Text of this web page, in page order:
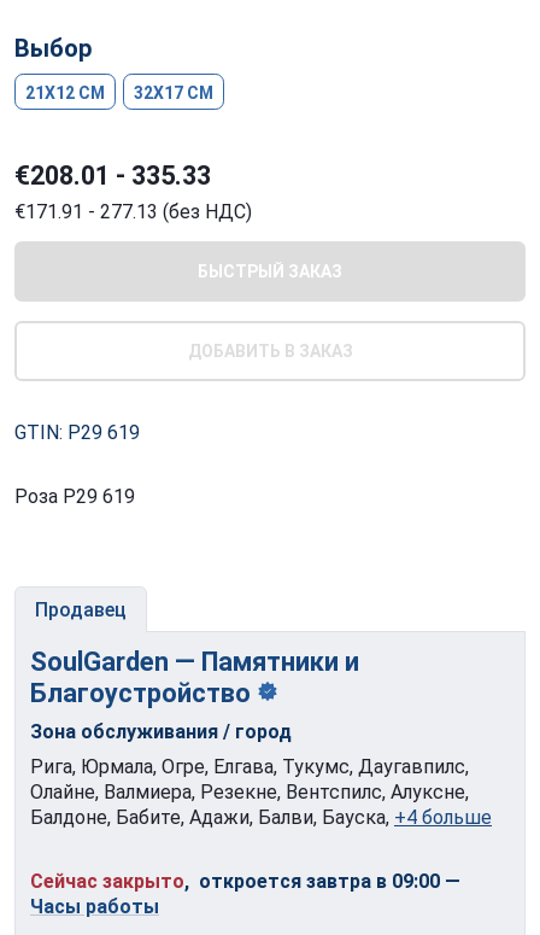
Выбор
21X12 CM 32X17 CM
€208.01 - 335.33
€171.91 - 277.13 (без НДС)
БЫСТРЫЙ ЗАКАЗ
ДОБАВИТЬ В ЗАКАЗ
GTIN: P29 619
Роза P29 619
Продавец
SoulGarden — Памятники и
Благоустройство
Зона обслуживания / город
Рига, Юрмала, Огре, Елгава, Тукумс, Даугавпилс,
Олайне, Валмиера, Резекне, Вентспилс, Алуксне,
Балдоне, Бабите, Адажи, Балви, Бауска, +4 больше
Сейчас закрыто, откроется завтра в 09:00 —
Часы работы